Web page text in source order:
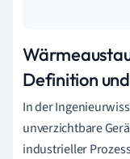
Definition
In der
unverzichtbare
industrieller